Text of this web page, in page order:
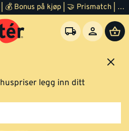
🚚 Fri frakt over 20 000 kr | 💰 Bonus på kjøp | 🤝 Prismatch | ⭐ 100% fornøyd garanti | 🏪 140 byggevarehus
legg inn ditt